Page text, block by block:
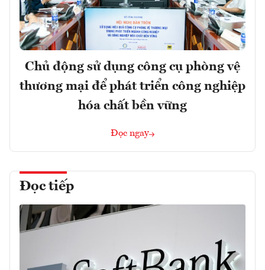
Chủ động sử dụng công cụ phòng vệ
thương mại để phát triển công nghiệp
hóa chất bền vững
Đọc ngay
Đọc tiếp